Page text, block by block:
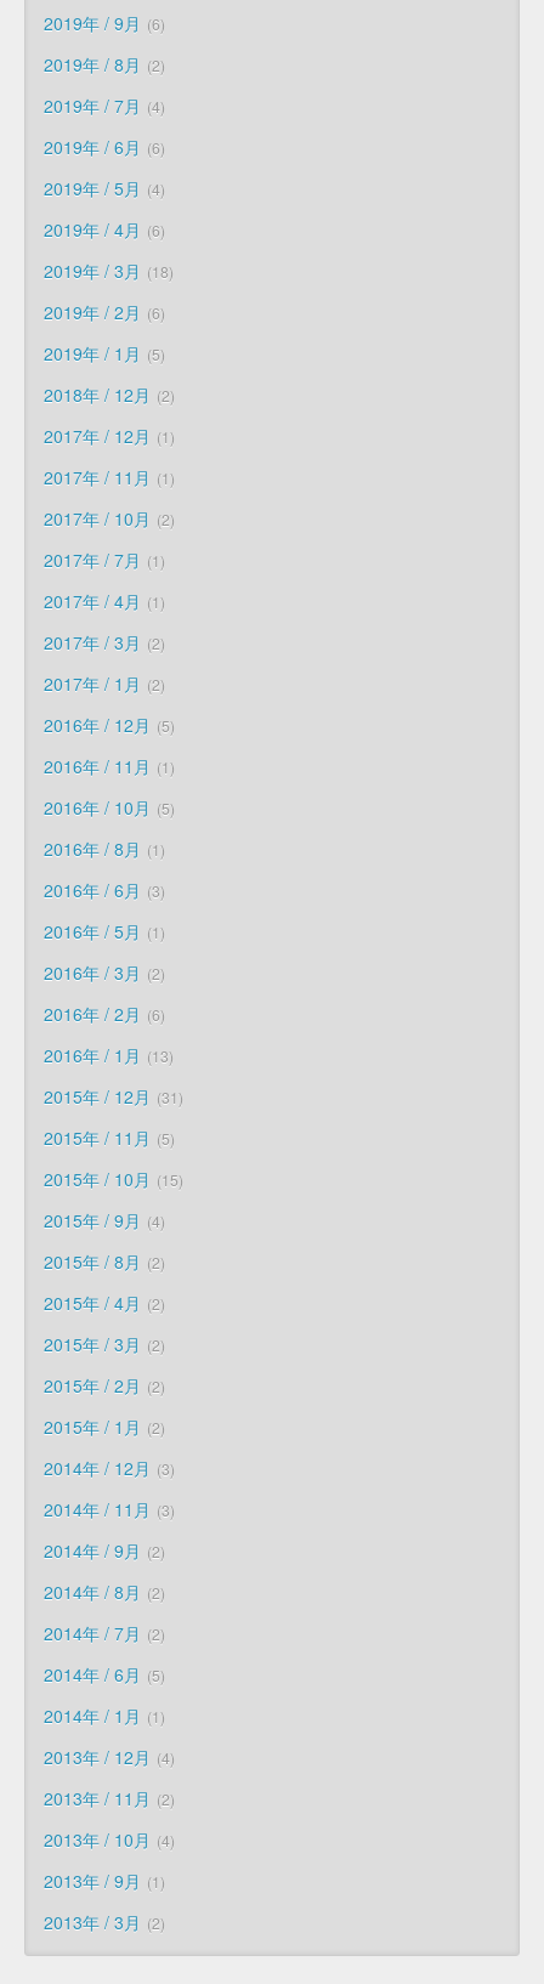
2019年 / 9月 6
2019年 / 8月 2
2019年 / 7月 4
2019年 / 6月 6
2019年 / 5月 4
2019年 / 4月 6
2019年 / 3月 18
2019年 / 2月 6
2019年 / 1月 5
2018年 / 12月 2
2017年 / 12月 1
2017年 / 11月 1
2017年 / 10月 2
2017年 / 7月 1
2017年 / 4月 1
2017年 / 3月 2
2017年 / 1月 2
2016年 / 12月 5
2016年 / 11月 1
2016年 / 10月 5
2016年 / 8月 1
2016年 / 6月 3
2016年 / 5月 1
2016年 / 3月 2
2016年 / 2月 6
2016年 / 1月 13
2015年 / 12月 31
2015年 / 11月 5
2015年 / 10月 15
2015年 / 9月 4
2015年 / 8月 2
2015年 / 4月 2
2015年 / 3月 2
2015年 / 2月 2
2015年 / 1月 2
2014年 / 12月 3
2014年 / 11月 3
2014年 / 9月 2
2014年 / 8月 2
2014年 / 7月 2
2014年 / 6月 5
2014年 / 1月 1
2013年 / 12月 4
2013年 / 11月 2
2013年 / 10月 4
2013年 / 9月 1
2013年 / 3月 2